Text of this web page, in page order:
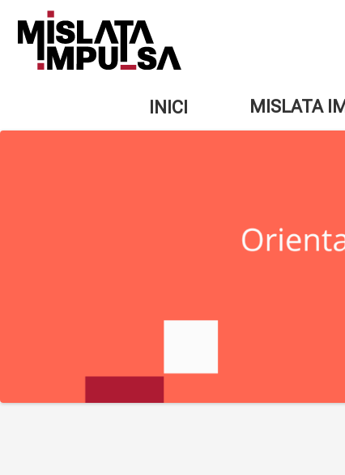
contingut
INICI MISLATA